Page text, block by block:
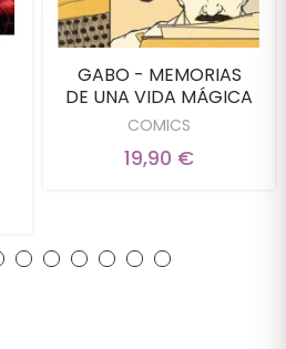
GABO - MEMORIAS
DE UNA VIDA MÁGICA
COMICS
19,90 €